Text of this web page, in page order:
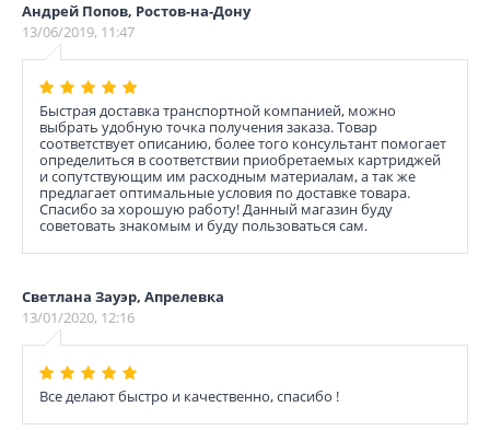
Андрей Попов, Ростов-на-Дону
13/06/2019, 11:47
Быстрая доставка транспортной компанией, можно
выбрать удобную точка получения заказа. Товар
соответствует описанию, более того консультант помогает
определиться в соответствии приобретаемых картриджей
и сопутствующим им расходным материалам, а так же
предлагает оптимальные условия по доставке товара.
Спасибо за хорошую работу! Данный магазин буду
советовать знакомым и буду пользоваться сам.
Светлана Зауэр, Апрелевка
13/01/2020, 12:16
Все делают быстро и качественно, спасибо !